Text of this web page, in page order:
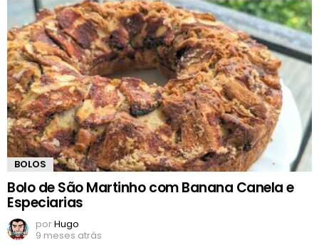
BOLOS
Bolo de São Martinho com Banana Canela e
Especiarias
porHugo
9 meses atrás